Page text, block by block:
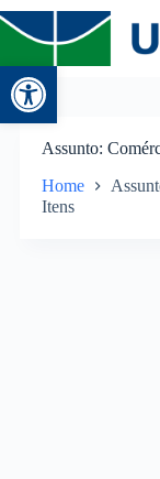
Abrir a
Assunto
Home
Itens